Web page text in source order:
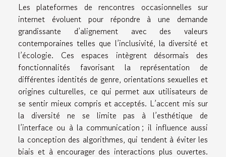
Les plateformes de rencontres occasionnelles sur
internet évoluent pour répondre à une demande
grandissante d’alignement avec des valeurs
contemporaines telles que l’inclusivité, la diversité et
l’écologie. Ces espaces intègrent désormais des
fonctionnalités favorisant la représentation de
différentes identités de genre, orientations sexuelles et
origines culturelles, ce qui permet aux utilisateurs de
se sentir mieux compris et acceptés. L’accent mis sur
la diversité ne se limite pas à l’esthétique de
l’interface ou à la communication ; il influence aussi
la conception des algorithmes, qui tendent à éviter les
biais et à encourager des interactions plus ouvertes.